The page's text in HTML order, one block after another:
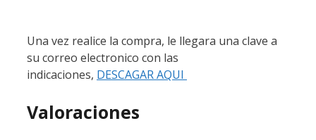
Una vez realice la compra, le llegara una clave a
su correo electronico con las
indicaciones, DESCAGAR AQUI
Valoraciones